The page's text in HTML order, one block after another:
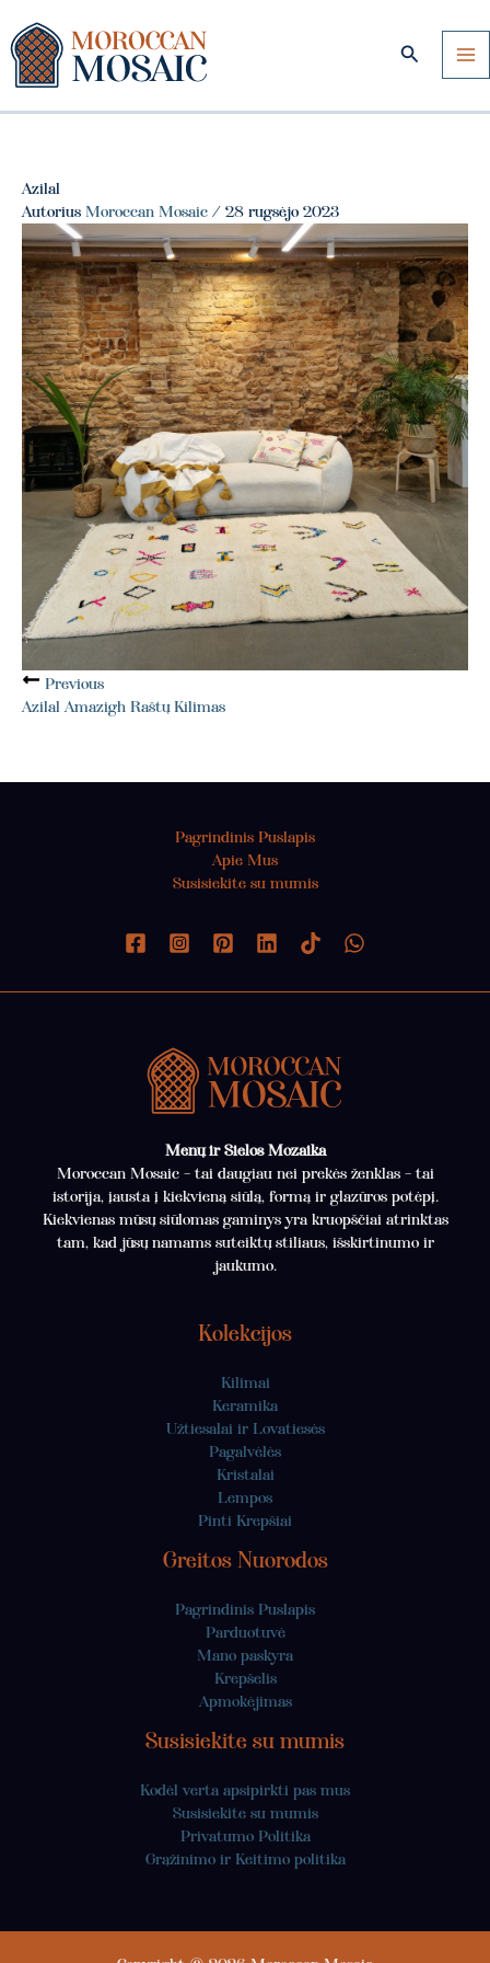
prie
turinio
Paieška
Azilal
Autorius Moroccan Mosaic / 28 rugsėjo 2023
Previous
Azilal Amazigh Raštų Kilimas
Pagrindinis Puslapis
Apie Mus
Susisiekite su mumis
Menų ir Sielos Mozaika
Moroccan Mosaic – tai daugiau nei prekės ženklas – tai
istorija, įausta į kiekvieną siūlą, formą ir glazūros potėpį.
Kiekvienas mūsų siūlomas gaminys yra kruopščiai atrinktas
tam, kad jūsų namams suteiktų stiliaus, išskirtinumo ir
jaukumo.
Kolekcijos
Kilimai
Keramika
Užtiesalai ir Lovatiesės
Pagalvėlės
Kristalai
Lempos
Pinti Krepšiai
Greitos Nuorodos
Pagrindinis Puslapis
Parduotuvė
Mano paskyra
Krepšelis
Apmokėjimas
Susisiekite su mumis
Kodėl verta apsipirkti pas mus
Susisiekite su mumis
Privatumo Politika
Grąžinimo ir Keitimo politika